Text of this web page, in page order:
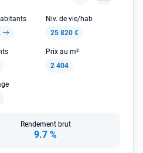
Niv. de vie/hab
25 820 €
Prix au m²
2 404
Rendement brut
9.7 %